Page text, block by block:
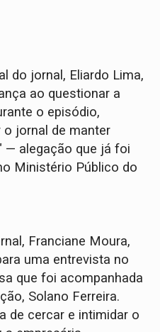
do jornal, Eliardo Lima,
ao questionar a
o episódio,
jornal de manter
— alegação que já foi
Ministério Público do
Franciane Moura,
uma entrevista no
que foi acompanhada
Solano Ferreira.
de cercar e intimidar o